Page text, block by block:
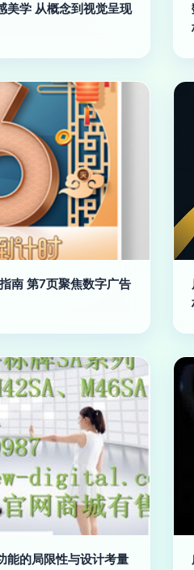
美学 从概念到视觉呈现
南 第7页聚焦数字广告
能的局限性与设计考量